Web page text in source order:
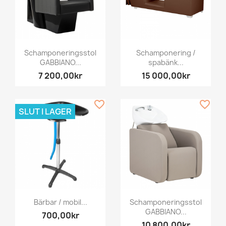
Schamponeringsstol
GABBIANO...
7 200,00kr
Schamponering /
spabänk...
15 000,00kr
Bärbar / mobil...
700,00kr
SLUT I LAGER
favorite_border
Schamponeringsstol
GABBIANO...
favorite_border